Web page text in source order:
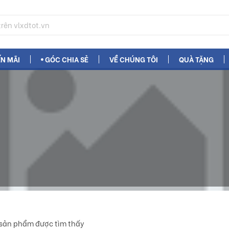
MÃI GÓC CHIA SẺ VỀ CHÚNG TÔI QUÀ TẶNG
phẩm được tìm thấy